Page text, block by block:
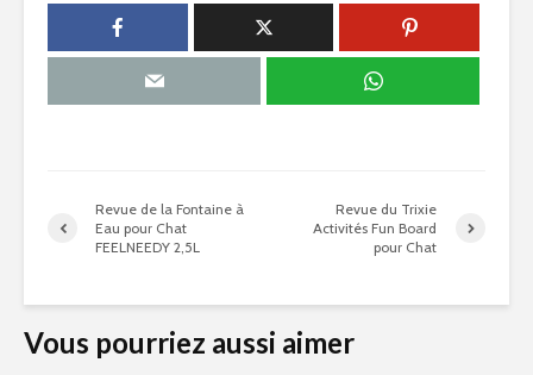
Revue de la Fontaine à
Eau pour Chat
FEELNEEDY 2,5L
Revue du Trixie
Activités Fun Board
pour Chat
Vous pourriez aussi aimer